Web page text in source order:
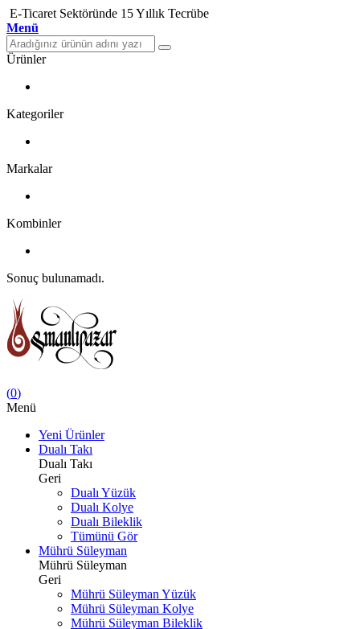
E-Ticaret Sektöründe 15 Yıllık Tecrübe
Menü
Ürünler
Kategoriler
Markalar
Kombinler
Sonuç bulunamadı.
(0)
Menü
Yeni Ürünler
Dualı Takı
Dualı Takı
Geri
Dualı Yüzük
Dualı Kolye
Dualı Bileklik
Tümünü Gör
Mührü Süleyman
Mührü Süleyman
Geri
Mührü Süleyman Yüzük
Mührü Süleyman Kolye
Mührü Süleyman Bileklik